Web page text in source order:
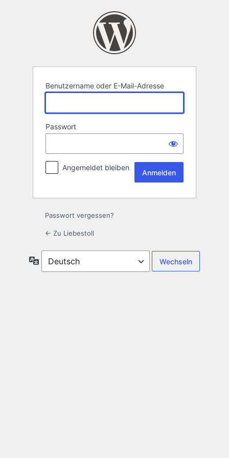
Benutzername oder E-Mail-Adresse
Passwort
Angemeldet bleiben
Passwort vergessen?
← Zu Liebestoll
Sprache